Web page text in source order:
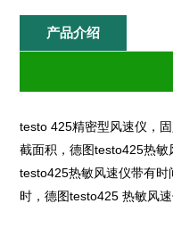
产品介绍
testo 425精密型风速仪 ，
截面积，德图testo425热敏
testo425热敏风速仪带有时
时，德图testo425 热敏风